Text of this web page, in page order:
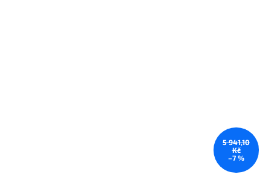
5 941,10
Kč
–7 %